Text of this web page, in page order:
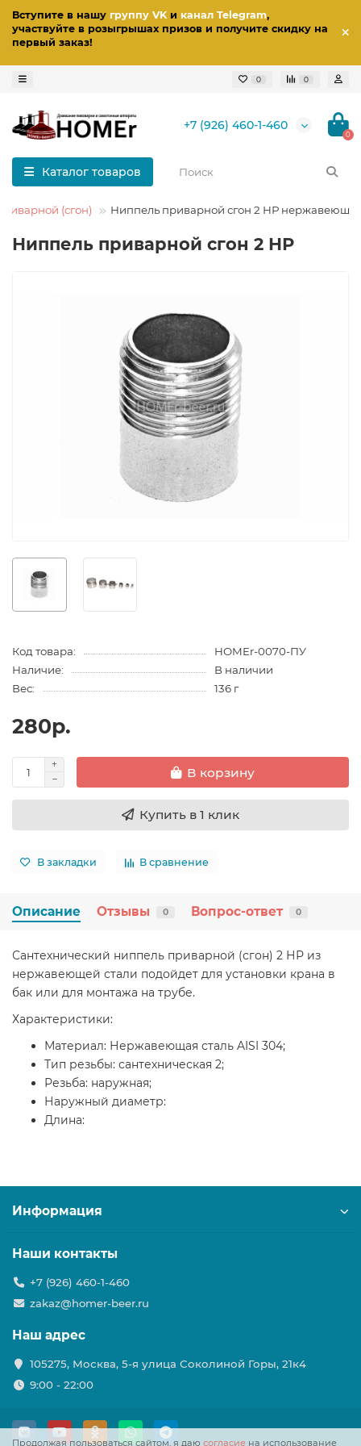
Вступите в нашу группу VKи канал Telegram,
участвуйте в розыгрышах призов и получите скидку на
первый заказ!
0 0
+7 (926) 460-1-460
0
Каталог товаров
(сгон) Ниппель приварной сгон 2 НР
Ниппель приварной сгон 2 НР
Код товара:
HOMEr-0070-ПУ
Наличие:
В наличии
Вес:
136 г
280р.
В корзину
Купить в 1 клик
В закладки В сравнение
Описание Отзывы 0 Вопрос-ответ 0
Сантехнический ниппель приварной (сгон) 2 НР из
нержавеющей стали подойдет для установки крана в
бак или для монтажа на трубе.
Характеристики:
Материал: Нержавеющая сталь AISI 304;
Тип резьбы: сантехническая 2;
Резьба: наружная;
Наружный диаметр:
Длина:
Продолжая пользоваться сайтом, я даю согласие на использование
Информация
Наши контакты
+7 (926) 460-1-460
zakaz@homer-beer.ru
Наш адрес
105275, Москва, 5-я улица Соколиной Горы, 21к4
9:00 - 22:00